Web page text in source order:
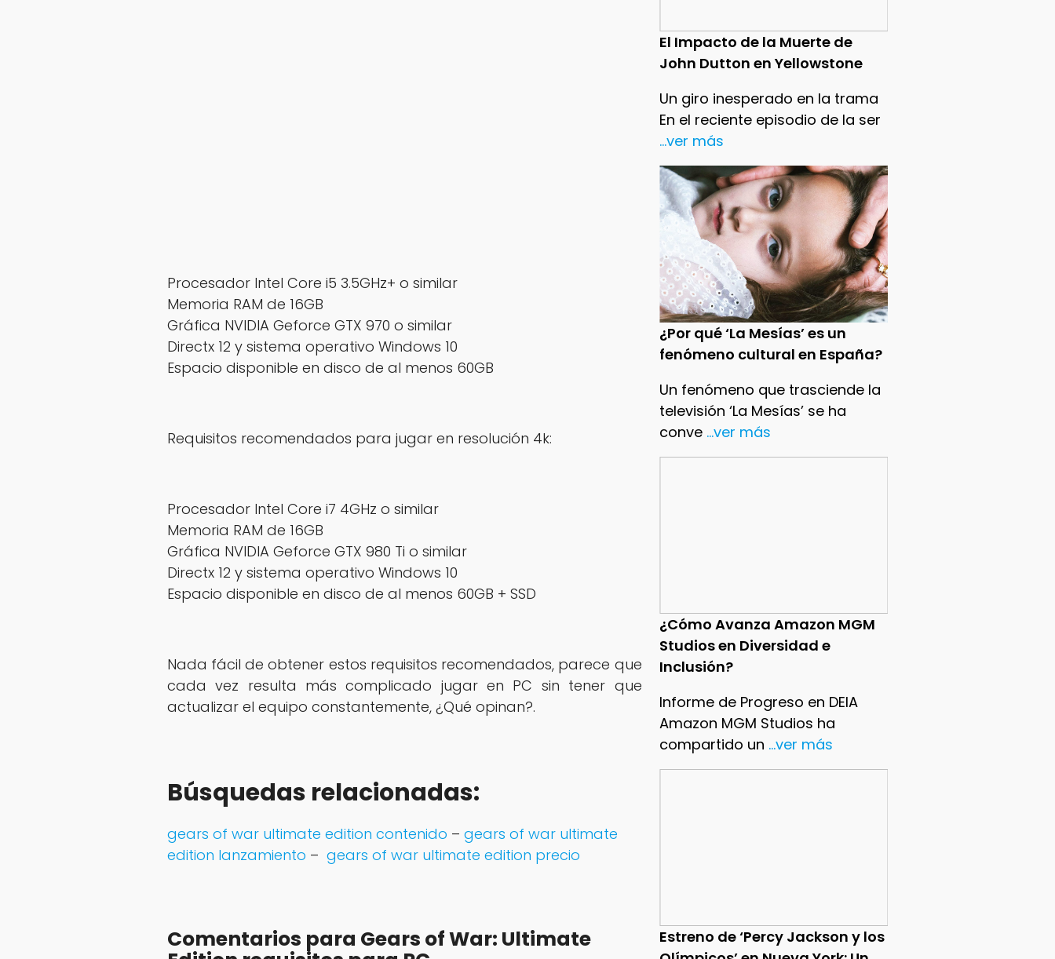
El Impacto de la Muerte de
John Dutton en Yellowstone
Un giro inesperado en la trama
En el reciente episodio de la ser
...ver más
¿Por qué ‘La Mesías’ es un
fenómeno cultural en España?
Un fenómeno que trasciende la
televisión ‘La Mesías’ se ha
conve ...ver más
¿Cómo Avanza Amazon MGM
Studios en Diversidad e
Inclusión?
Informe de Progreso en DEIA
Amazon MGM Studios ha
compartido un ...ver más
Estreno de ‘Percy Jackson y los
Procesador Intel Core i5 3.5GHz+ o similar
Memoria RAM de 16GB
Gráfica NVIDIA Geforce GTX 970 o similar
Directx 12 y sistema operativo Windows 10
Espacio disponible en disco de al menos 60GB
Requisitos recomendados para jugar en resolución 4k:
Procesador Intel Core i7 4GHz o similar
Memoria RAM de 16GB
Gráfica NVIDIA Geforce GTX 980 Ti o similar
Directx 12 y sistema operativo Windows 10
Espacio disponible en disco de al menos 60GB + SSD
Nada fácil de obtener estos requisitos recomendados, parece que
cada vez resulta más complicado jugar en PC sin tener que
actualizar el equipo constantemente, ¿Qué opinan?.
Búsquedas relacionadas:
gears of war ultimate edition contenido – gears of war ultimate
edition lanzamiento – gears of war ultimate edition precio
Comentarios para Gears of War: Ultimate